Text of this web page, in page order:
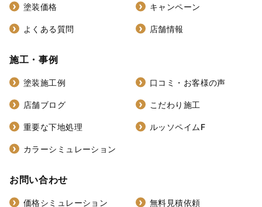
塗装価格 キャンペーン
よくある質問 店舗情報
施工・事例
塗装施工例 口コミ・お客様の声
店舗ブログ こだわり施工
重要な下地処理 ルッソペイムF
カラーシミュレーション
お問い合わせ
価格シミュレーション 無料見積依頼